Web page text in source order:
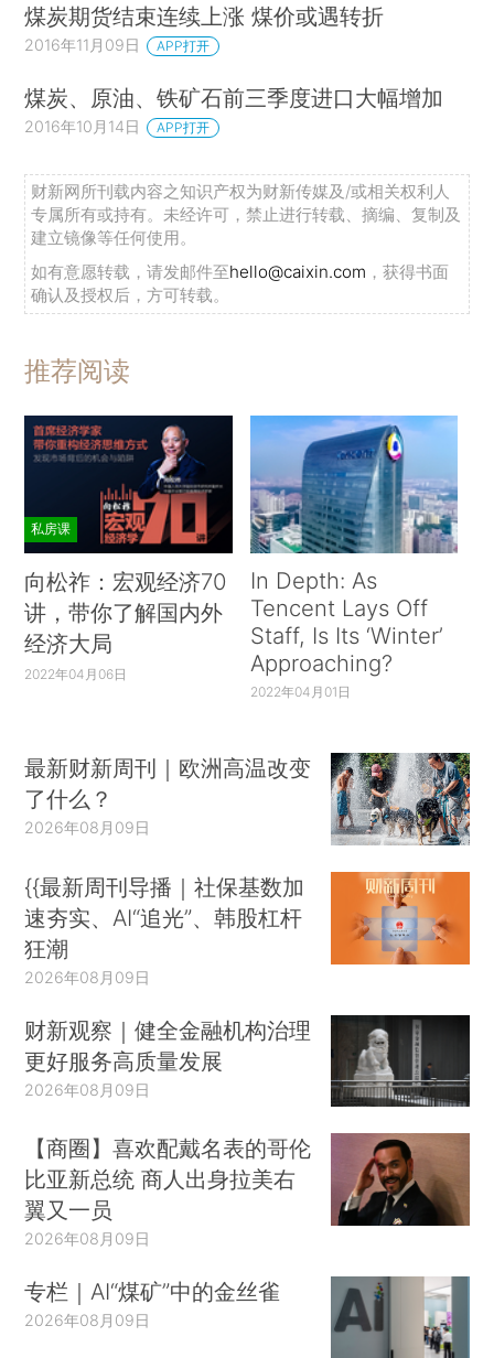
煤炭期货结束连续上涨 煤价或遇转折
2016年11月09日 APP打开
煤炭、原油、铁矿石前三季度进口大幅增加
2016年10月14日 APP打开
财新网所刊载内容之知识产权为财新传媒及/或相关权利人
专属所有或持有。未经许可，禁止进行转载、摘编、复制及
建立镜像等任何使用。
如有意愿转载，请发邮件至hello@caixin.com ，获得书面
确认及授权后，方可转载。
推荐阅读
私房课
向松祚：宏观经济70
讲，带你了解国内外
经济大局
2022年04月06日
In Depth: As
Tencent Lays Off
Staff, Is Its ‘Winter’
Approaching?
2022年04月01日
最新财新周刊｜欧洲高温改变
了什么？
2026年08月09日
{{最新周刊导播｜社保基数加
速夯实、AI“追光”、韩股杠杆
狂潮
2026年08月09日
财新观察｜健全金融机构治理
更好服务高质量发展
2026年08月09日
【商圈】喜欢配戴名表的哥伦
比亚新总统 商人出身拉美右
翼又一员
2026年08月09日
专栏｜AI“煤矿”中的金丝雀
2026年08月09日